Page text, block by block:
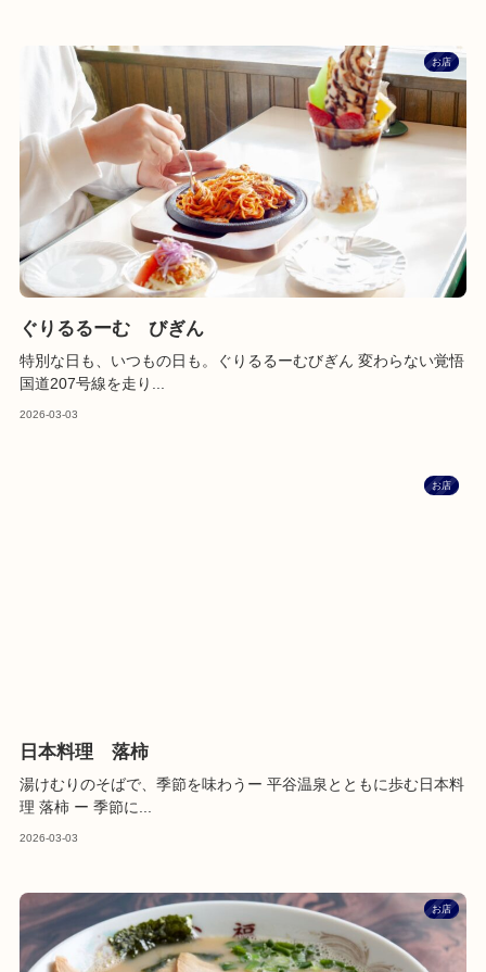
お店
ぐりるるーむ びぎん
特別な日も、いつもの日も。ぐりるるーむびぎん 変わらない覚悟
国道207号線を走り...
2026-03-03
お店
日本料理 落柿
湯けむりのそばで、季節を味わうー 平谷温泉とともに歩む日本料
理 落柿 ー 季節に...
2026-03-03
お店